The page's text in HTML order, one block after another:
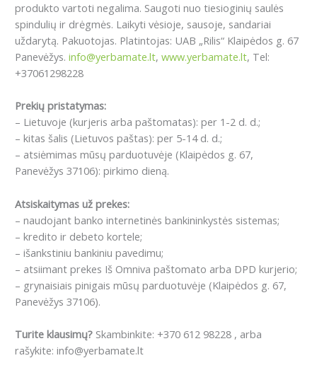
produkto vartoti negalima. Saugoti nuo tiesioginių saulės
spindulių ir drėgmės. Laikyti vėsioje, sausoje, sandariai
uždarytą. Pakuotojas. Platintojas: UAB „Rilis“ Klaipėdos g. 67
Panevėžys. info@yerbamate.lt, www.yerbamate.lt, Tel:
+37061298228
Prekių pristatymas:
– Lietuvoje (kurjeris arba paštomatas): per 1-2 d. d.;
– kitas šalis (Lietuvos paštas): per 5-14 d. d.;
– atsiėmimas mūsų parduotuvėje (Klaipėdos g. 67,
Panevėžys 37106): pirkimo dieną.
Atsiskaitymas už prekes:
– naudojant banko internetinės bankininkystės sistemas;
– kredito ir debeto kortele;
– išankstiniu bankiniu pavedimu;
– atsiimant prekes Iš Omniva paštomato arba DPD kurjerio;
– grynaisiais pinigais mūsų parduotuvėje (Klaipėdos g. 67,
Panevėžys 37106).
Turite klausimų? Skambinkite: +370 612 98228 , arba
rašykite: info@yerbamate.lt